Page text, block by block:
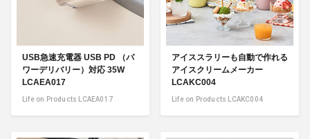
USB急速充電器 USB PD （パ
ワーデリバリー）対応 35W
LCAEA017
Life on Products LCAEA017
アイススラリーも自動で作れる
アイスクリームメーカー
LCAKC004
Life on Products LCAKC004